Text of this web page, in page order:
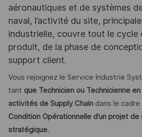
aéronautiques et de systèmes
naval, l’activité du site,
industrielle, couvre tout le cycle
produit, de la phase de
support client.
Vous rejoignez le Service Industrie
tant que Technicien ou Technicienne
activités de Supply Chaindans le cadre
Condition Opérationnelle d’un projet
stratégique.